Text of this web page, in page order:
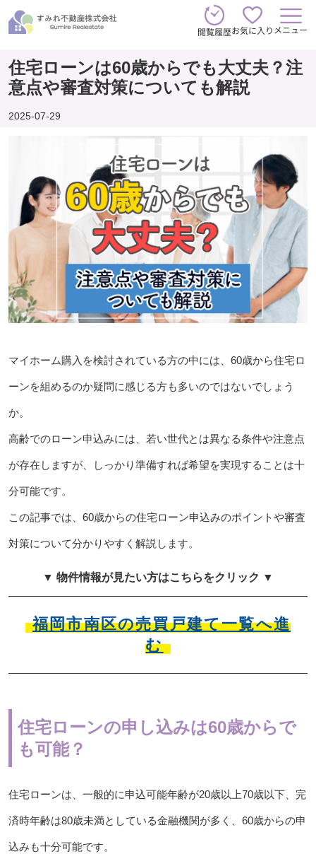
閲覧履歴お気に入り メニュー
住宅ローンは60歳からでも大丈夫？注
意点や審査対策についても解説
2025-07-29
マイホーム購入を検討されている方の中には、60歳から住宅ロ
ーンを組めるのか疑問に感じる方も多いのではないでしょう
か。
高齢でのローン申込みには、若い世代とは異なる条件や注意点
が存在しますが、しっかり準備すれば希望を実現することは十
分可能です。
この記事では、60歳からの住宅ローン申込みのポイントや審査
対策について分かりやすく解説します。
▼ 物件情報が見たい方はこちらをクリック ▼
福岡市南区の売買戸建て一覧へ進
む
住宅ローンの申し込みは60歳からで
も可能？
住宅ローンは、一般的に申込可能年齢が20歳以上70歳以下、完
済時年齢は80歳未満としている金融機関が多く、60歳からの申
込みも十分可能です。